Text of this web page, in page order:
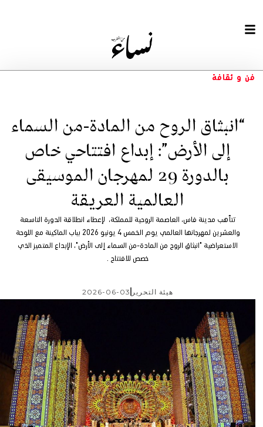
فن و ثقافة
“انبثاق الروح من المادة-من السماء
إلى الأرض”: إبداع افتتاحي خاص
بالدورة 29 لمهرجان الموسيقى
العالمية العريقة
تتأهب مدينة فاس، العاصمة الروحية للمملكة، لإعطاء انطلاقة الدورة التاسعة
والعشرين لمهرجانها العالمي يوم الخمس 4 يونيو 2026 بباب الماكينة مع اللوحة
الاستعراضية "انبثاق الروح من المادة-من السماء إلى الأرض"، الإبداع المتميز الذي
خصص للافتتاح .
هيئة التحرير 2026-06-03